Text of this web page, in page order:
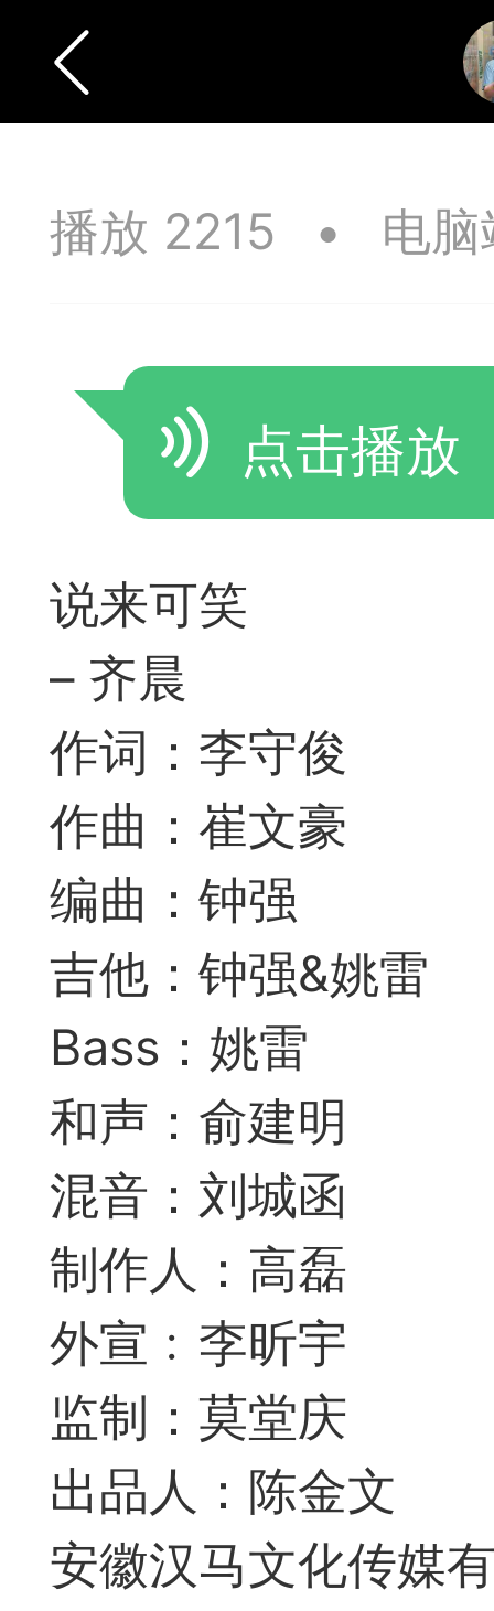
棋圣教练 魔
残局比拼
飞刀陷阱
境界 Lv11
VIP11
11-05 07:41
电脑端
随身带的象棋藏
是象棋典籍宝库，是
的在线棋谱，将学习
播放 2215 • 电脑
点击播放
说来可笑
– 齐晨
作词：李守俊
作曲：崔文豪
编曲：钟强
吉他：钟强&姚雷
Bass：姚雷
和声：俞建明
混音：刘城函
制作人：高磊
外宣﹕李昕宇
监制：莫堂庆
出品人：陈金文
安徽汉马文化传媒